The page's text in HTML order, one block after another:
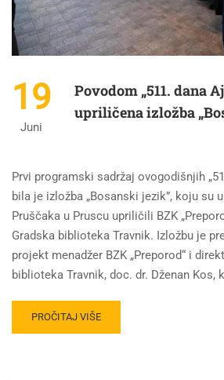
19
Juni
Povodom „511. dana
upriličena izložba
Prvi programski sadržaj ovogodišnjih
bila je izložba „Bosanski jezik”, koju su
Pruščaka u Pruscu upriličili BZK
Gradska biblioteka Travnik. Izložbu je
projekt menadžer BZK „Preporod“ i
biblioteka Travnik, doc. dr. Dženan Kos,
PROČITAJ VIŠE